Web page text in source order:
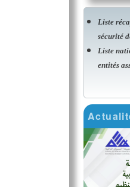
Liste
sécurité
Liste
entités